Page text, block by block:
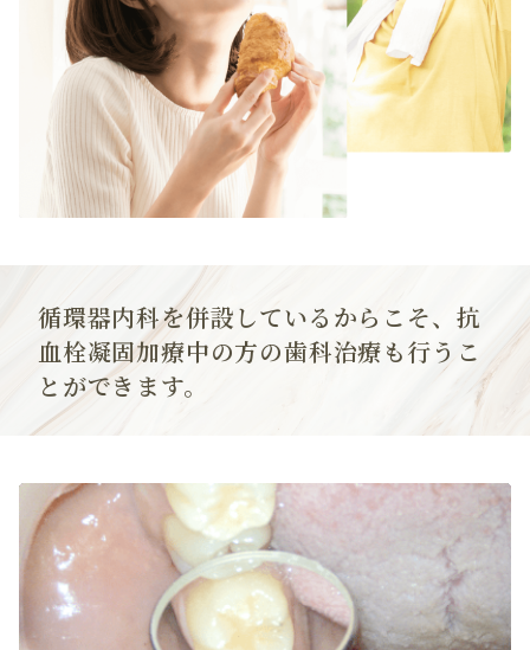
循環器内科を併設しているからこそ、 抗
血栓凝固加療中の方の歯科治療も行うこ
とができます。